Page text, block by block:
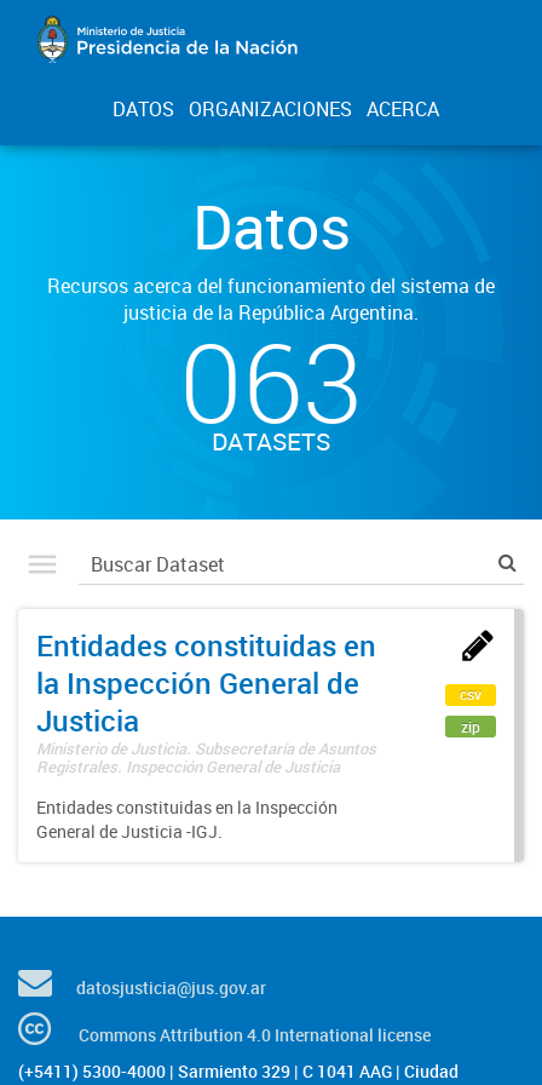
DATOS ORGANIZACIONES ACERCA
Datos
Recursos acerca del funcionamiento del sistema de
justicia de la República Argentina.
063
DATASETS
Entidades constituidas en
la Inspección General de
Justicia
Ministerio de Justicia. Subsecretaría de Asuntos
Registrales. Inspección General de Justicia
Entidades constituidas en la Inspección
General de Justicia -IGJ.
csv
zip
datosjusticia@jus.gov.ar
Commons Attribution 4.0 International license
(+5411) 5300-4000 | Sarmiento 329 | C 1041 AAG | Ciudad